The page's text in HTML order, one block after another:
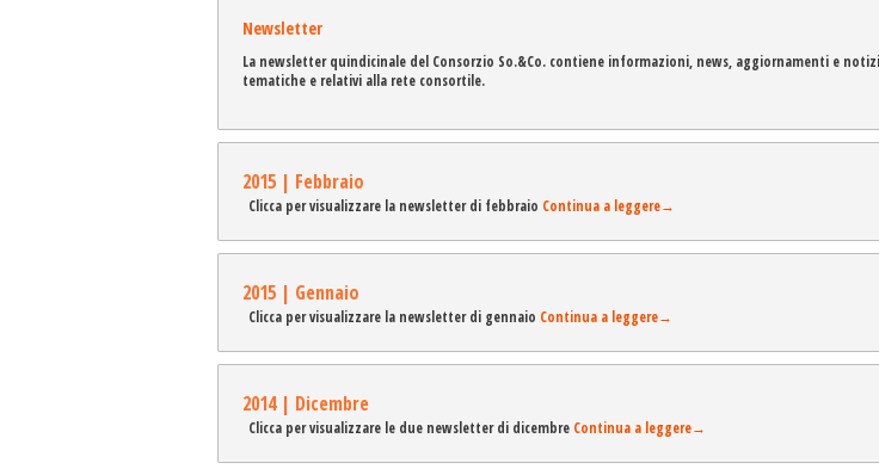
Newsletter
La newsletter quindicinale del Consorzio So.&Co. contiene informazioni, news, aggiornamenti e
tematiche e relativi alla rete consortile.
2015 | Febbraio
Clicca per visualizzare la newsletter di febbraio Continua a leggere→
2015 | Gennaio
Clicca per visualizzare la newsletter di gennaio Continua a leggere→
2014 | Dicembre
Clicca per visualizzare le due newsletter di dicembre Continua a leggere→